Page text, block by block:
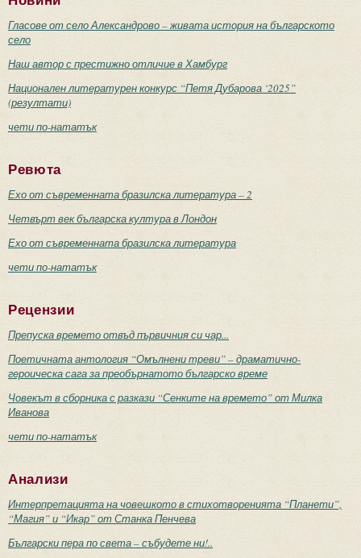
Гласове от село Александрово – живата история на българското
село
Наш автор с престижно отличие в Хамбург
Национален литературен конкурс “Петя Дубарова ‘2025”
(резултати)
чети по-нататък
Ревюта
Ехо от съвременната бразилска литература – 2
Четвърт век българска култура в Лондон
Ехо от съвременната бразилска литература
чети по-нататък
Рецензии
Препуска времето отвъд първичния си чар...
Поетичната антология “Омълнени треви” – драматично-
героическа сага за преобърнатото българско време
Човекът в сборника с разкази “Сенките на времето” от Милка
Иванова
чети по-нататък
Анализи
Интерпретацията на човешкото в стихотворенията “Планети”,
“Магия” и “Икар” от Станка Пенчева
Български пера по света – събудете ни!..